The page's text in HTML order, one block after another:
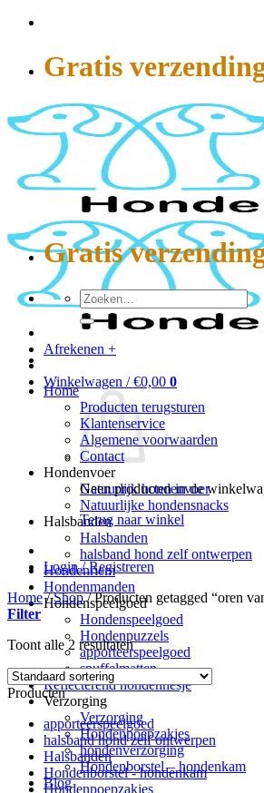
Gratis
Home
Producten terugsturen
Klantenservice
Algemene voorwaarden
Contact
Hondenvoer
Natuurlijk hondenvoer
Natuurlijke hondensnacks
Halsbanden
Halsbanden
halsband hond zelf ontwerpen
Hondenriem
Hondenmanden
Hondenspeelgoed
Hondenspeelgoed
Hondenpuzzels
apporteerspeelgoed
snuffelmatten
Reflecterend hondenhesje
Verzorging
Verzorging
Hondenpoepzakjes
hondenverzorging
Hondenborstel – hondenkam
Blog
Gratis
Zoeken
naar:
Afrekenen +
Winkelwagen /€0,00 0
Geen producten in de
Terug naar winkel
Login / Registreren
Home / Shop /Producten getagged “oren
Filter
Toont alle 2 resultaten
Producten
apporteerspeelgoed
halsband hond zelf ontwerpen
Halsbanden
Hondenborstel - hondenkam
Hondenpoepzakjes